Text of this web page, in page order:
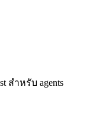
สำหรับ agents